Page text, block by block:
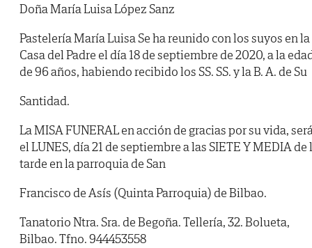
Doña María Luisa López Sanz
Pastelería María Luisa Se ha reunido con los suyos en la
Casa del Padre el día 18 de septiembre de 2020, a la
de 96 años, habiendo recibido los SS. SS. y la B. A. de Su
Santidad.
La MISA FUNERAL en acción de gracias por su vida,
el LUNES, día 21 de septiembre a las SIETE Y MEDIA de
tarde en la parroquia de San
Francisco de Asís (Quinta Parroquia) de Bilbao.
Tanatorio Ntra. Sra. de Begoña. Tellería, 32. Bolueta,
Bilbao. Tfno. 944453558